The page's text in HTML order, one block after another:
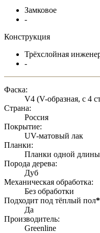
Замковое
-
Конструкция
Трёхслойная
-
Фаска:
V4 (V-образная, с 4
Страна:
Россия
Покрытие:
UV-матовый лак
Планки:
Планки одной длины
Порода дерева:
Дуб
Механическая обработка:
Без обработки
Подходит под тёплый пол*
Да
Производитель:
Greenline